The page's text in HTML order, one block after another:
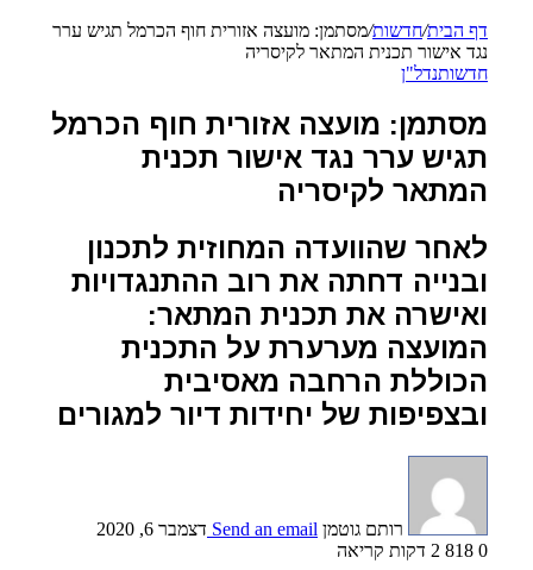
דף הבית/חדשות/מסתמן: מועצה אזורית חוף הכרמל תגיש ערר
נגד אישור תכנית המתאר לקיסריה
חדשותנדל"ן
מסתמן: מועצה אזורית חוף הכרמל
תגיש ערר נגד אישור תכנית
המתאר לקיסריה
לאחר שהוועדה המחוזית לתכנון
ובנייה דחתה את רוב ההתנגדויות
ואישרה את תכנית המתאר:
המועצה מערערת על התכנית
הכוללת הרחבה מאסיבית
ובצפיפות של יחידות דיור למגורים
רותם גוטמן Send an email דצמבר 6, 2020
0
2 דקות קריאה